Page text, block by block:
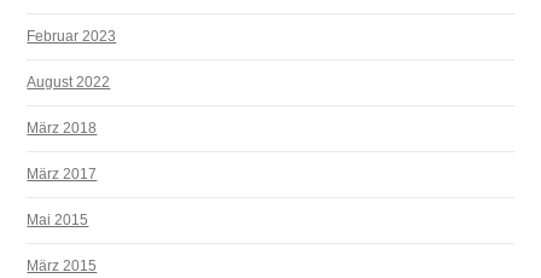
Februar 2023
August 2022
März 2018
März 2017
Mai 2015
März 2015